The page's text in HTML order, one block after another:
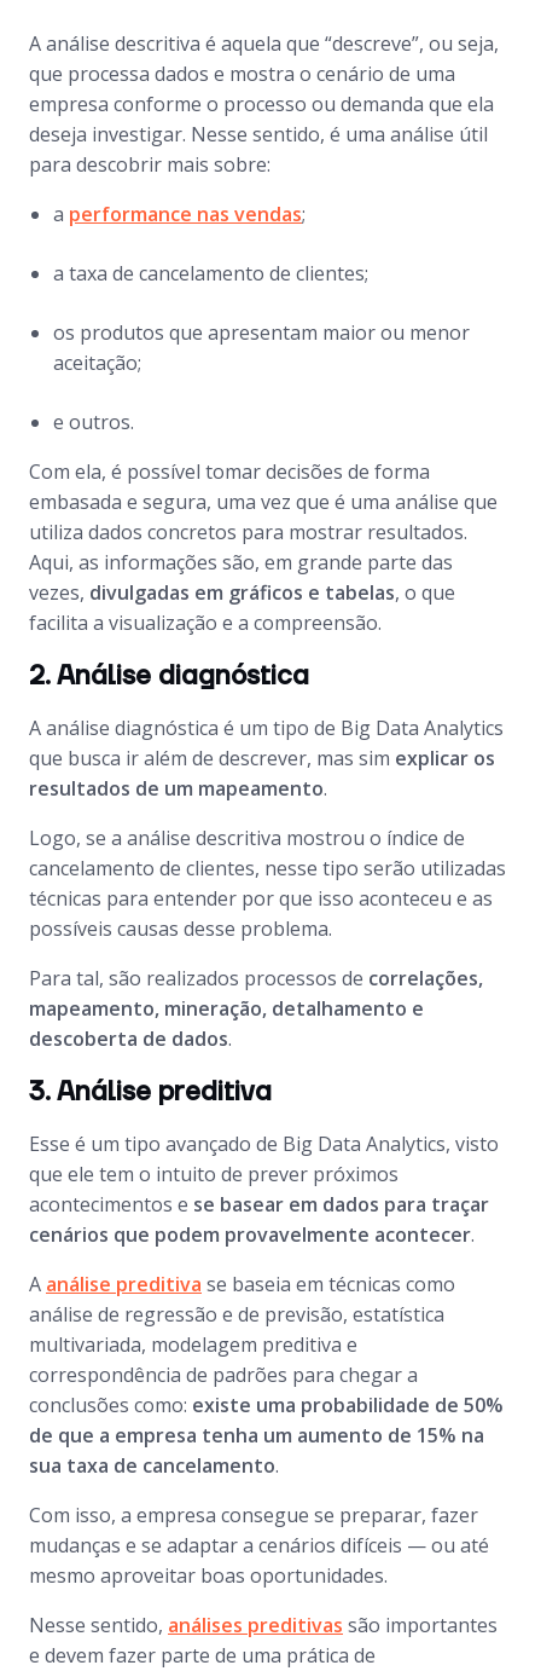
A análise descritiva é aquela que “descreve”, ou seja,
que processa dados e mostra o cenário de uma
empresa conforme o processo ou demanda que ela
deseja investigar. Nesse sentido, é uma análise útil
para descobrir mais sobre:
a performance nas vendas;
a taxa de cancelamento de clientes;
os produtos que apresentam maior ou menor
aceitação;
e outros.
Com ela, é possível tomar decisões de forma
embasada e segura, uma vez que é uma análise que
utiliza dados concretos para mostrar resultados.
Aqui, as informações são, em grande parte das
vezes, divulgadas em gráficos e tabelas, o que
facilita a visualização e a compreensão.
2. Análise diagnóstica
A análise diagnóstica é um tipo de Big Data Analytics
que busca ir além de descrever, mas sim explicar os
resultados de um mapeamento.
Logo, se a análise descritiva mostrou o índice de
cancelamento de clientes, nesse tipo serão utilizadas
técnicas para entender por que isso aconteceu e as
possíveis causas desse problema.
Para tal, são realizados processos de correlações,
mapeamento, mineração, detalhamento e
descoberta de dados.
3. Análise preditiva
Esse é um tipo avançado de Big Data Analytics, visto
que ele tem o intuito de prever próximos
acontecimentos e se basear em dados para traçar
cenários que podem provavelmente acontecer.
A análise preditiva se baseia em técnicas como
análise de regressão e de previsão, estatística
multivariada, modelagem preditiva e
correspondência de padrões para chegar a
conclusões como: existe uma probabilidade de 50%
de que a empresa tenha um aumento de 15% na
sua taxa de cancelamento.
Com isso, a empresa consegue se preparar, fazer
mudanças e se adaptar a cenários difíceis — ou até
mesmo aproveitar boas oportunidades.
Nesse sentido, análises preditivas são importantes
e devem fazer parte de uma prática de